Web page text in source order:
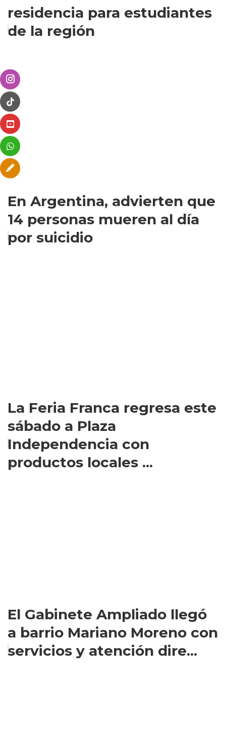
residencia para estudiantes
de la región
En Argentina, advierten que
14 personas mueren al día
por suicidio
La Feria Franca regresa este
sábado a Plaza
Independencia con
productos locales ...
El Gabinete Ampliado llegó
a barrio Mariano Moreno con
servicios y atención dire...